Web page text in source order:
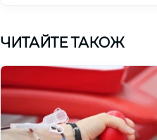
ЧИТАЙТЕ ТАКОЖ